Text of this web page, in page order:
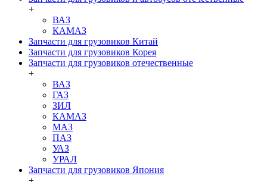
+
ВАЗ
КАМАЗ
Запчасти для грузовиков Китай
Запчасти для грузовиков Корея
Запчасти для грузовиков отечественные
+
ВАЗ
ГАЗ
ЗИЛ
КАМАЗ
МАЗ
ПАЗ
УАЗ
УРАЛ
Запчасти для грузовиков Япония